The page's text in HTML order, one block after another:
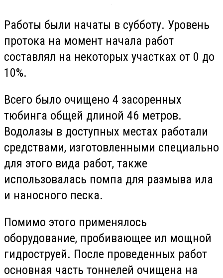
Работы были начаты в субботу. Уровень
протока на момент начала работ
составлял на некоторых участках от 0 до
10%.
Всего было очищено 4 засоренных
тюбинга общей длиной 46 метров.
Водолазы в доступных местах работали
средствами, изготовленными специально
для этого вида работ, также
использовалась помпа для размыва ила
и наносного песка.
Помимо этого применялось
оборудование, пробивающее ил мощной
гидроструей. После проведенных работ
основная часть тоннелей очищена на